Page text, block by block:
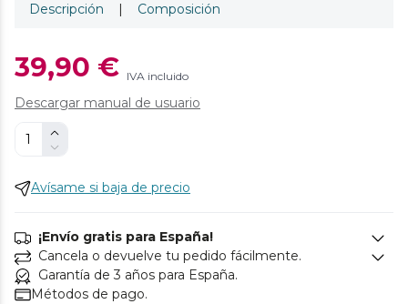
Descripción Composición
39,90 € IVA incluido
Descargar manual de usuario
Avísame si baja de precio
¡Envío gratis para España!
Cancela o devuelve tu pedido fácilmente.
Garantía de 3 años para España.
Métodos de pago.